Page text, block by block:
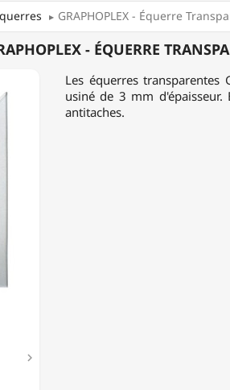
GRAPHOPLEX - Équerre
- ÉQUERRE

Les équerres
usiné de 3 mm
antitaches.